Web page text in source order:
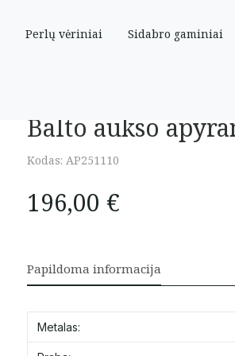
Perlų vėriniai Sidabro gaminiai
Balto aukso
Kodas: AP251110
196,00 €
Papildoma informacija
Metalas: